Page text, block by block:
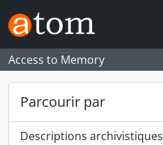
Skip to main content
Access to Memory
Parcourir par
Descriptions archivistiques